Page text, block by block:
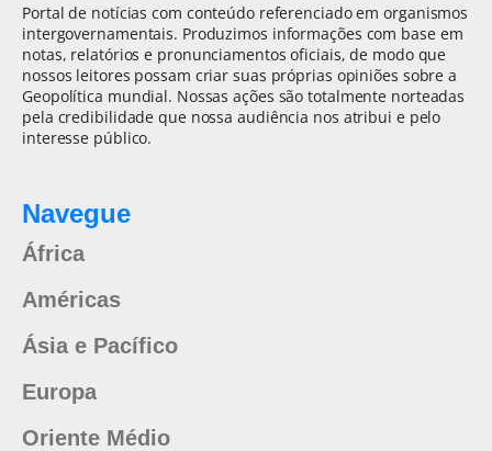
Portal de notícias com conteúdo referenciado em organismos
intergovernamentais. Produzimos informações com base em
notas, relatórios e pronunciamentos oficiais, de modo que
nossos leitores possam criar suas próprias opiniões sobre a
Geopolítica mundial. Nossas ações são totalmente norteadas
pela credibilidade que nossa audiência nos atribui e pelo
interesse público.
Navegue
África
Américas
Ásia e Pacífico
Europa
Oriente Médio